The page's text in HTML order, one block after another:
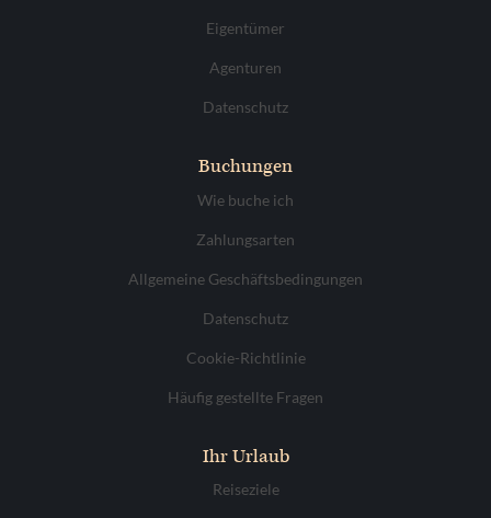
Eigentümer
Agenturen
Datenschutz
Buchungen
Wie buche ich
Zahlungsarten
Allgemeine Geschäftsbedingungen
Datenschutz
Cookie-Richtlinie
Häufig gestellte Fragen
Ihr Urlaub
Reiseziele